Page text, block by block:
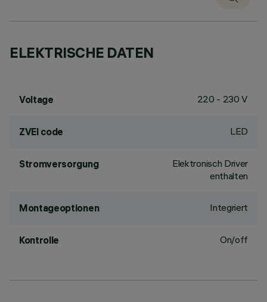
ELEKTRISCHE DATEN
Voltage 220 - 230 V
ZVEI code LED
Stromversorgung
Elektronisch Driver
enthalten
Montageoptionen Integriert
Kontrolle On/off